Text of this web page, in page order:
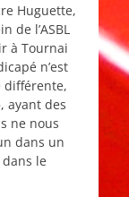
Huguette,
de l’ASBL
à Tournai
n’est
différente,
ayant des
ne nous
dans un
le